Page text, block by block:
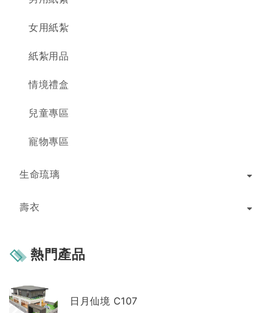
女用紙紮
紙紮用品
情境禮盒
兒童專區
寵物專區
生命琉璃
壽衣
熱門產品
日月仙境 C107